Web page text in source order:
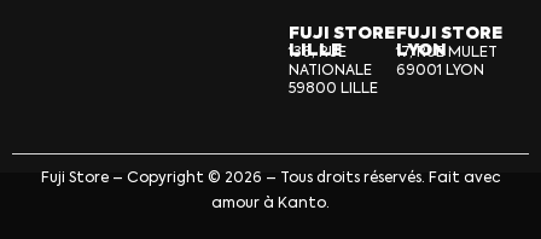
FUJI STORE
LILLE
136, RUE
NATIONALE
59800 LILLE
FUJI STORE
LYON
17, RUE MULET
69001 LYON
Fuji Store – Copyright © 2026 – Tous droits réservés. Fait avec
amour à Kanto.